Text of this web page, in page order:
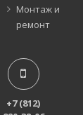
Монтаж и
ремонт
+7 (812)